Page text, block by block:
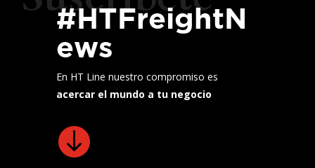
#HTFreightN
ews
En HT Line nuestro compromiso es
acercar el mundo a tu negocio
